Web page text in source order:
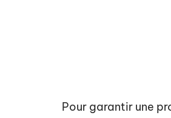
Pour garantir une